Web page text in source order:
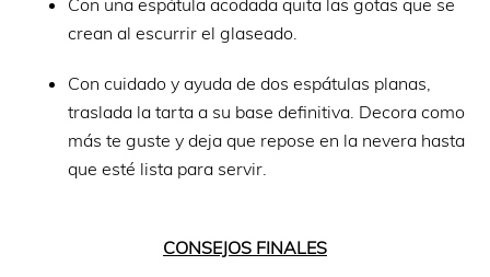
crean al escurrir el glaseado.
Con cuidado y ayuda de dos espátulas planas,
traslada la tarta a su base definitiva. Decora como
más te guste y deja que repose en la nevera hasta
que esté lista para servir.
CONSEJOS FINALES